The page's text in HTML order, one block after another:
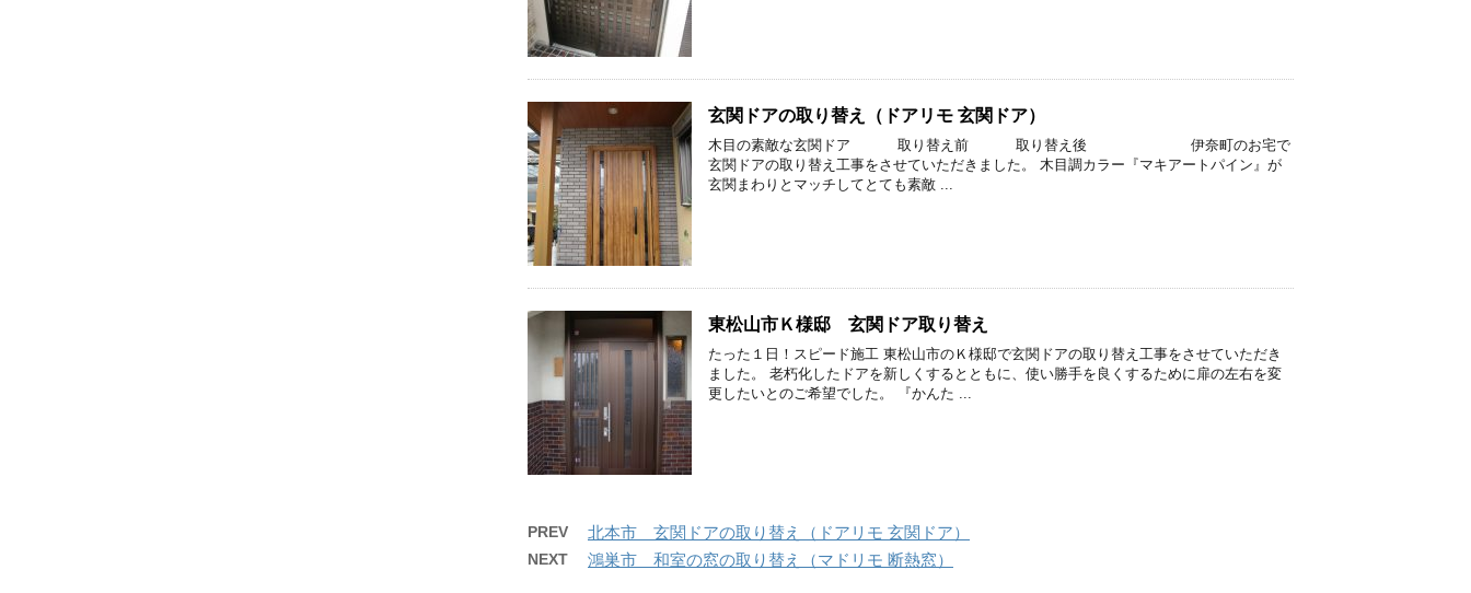
玄関ドアの取り替え（ドアリモ 玄関ドア）
木目の素敵な玄関ドア 取り替え前 取り替え後 伊奈町のお宅で
玄関ドアの取り替え工事をさせていただきました。 木目調カラー『マキアートパイン』が
玄関まわりとマッチしてとても素敵 ...
東松山市Ｋ様邸 玄関ドア取り替え
たった１日！スピード施工 東松山市のＫ様邸で玄関ドアの取り替え工事をさせていただき
ました。 老朽化したドアを新しくするとともに、使い勝手を良くするために扉の左右を変
更したいとのご希望でした。 『かんた ...
PREV 北本市 玄関ドアの取り替え（ドアリモ 玄関ドア）
NEXT 鴻巣市 和室の窓の取り替え（マドリモ 断熱窓）